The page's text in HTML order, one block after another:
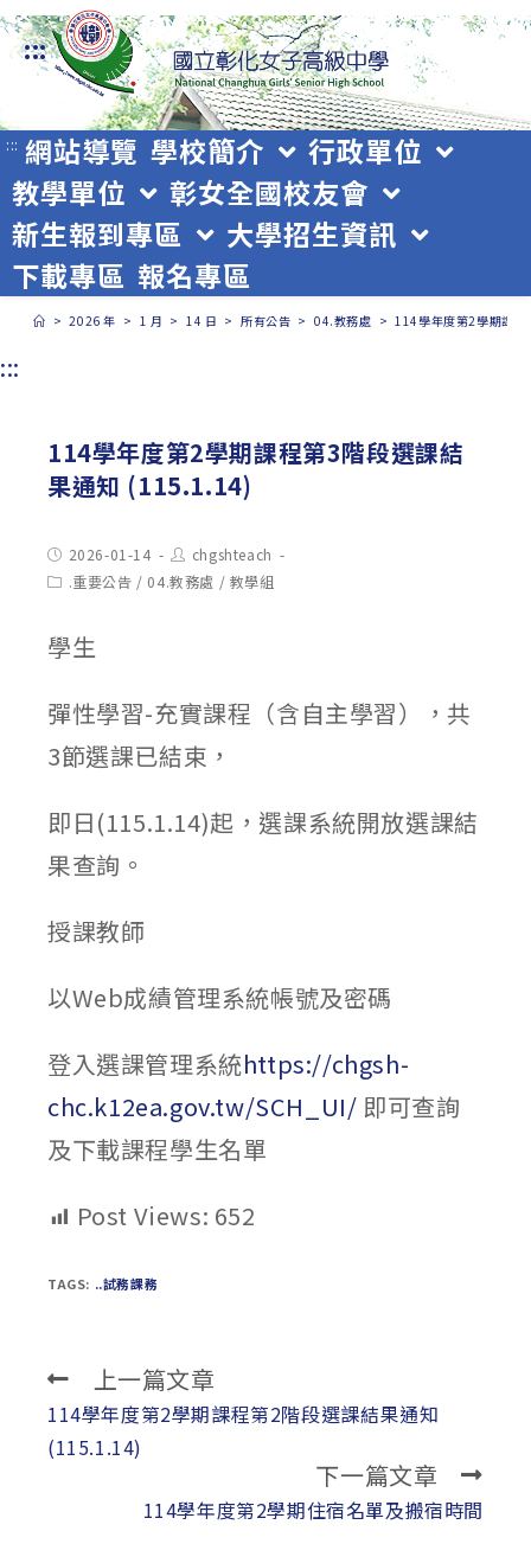
跳
轉
至
主
要
內
容
:::
::: 網站導覽 學校簡介
行政單位
教學單位
彰女全國校友會
新生報到專區
大學招生資訊
下載專區 報名專區
> 2026 年 > 1 月 > 14 日 > 所有公告 > 04.教務處 > 114學年度第2學期課
:::
114學年度第2學期課程第3階段選課結
果通知 (115.1.14)
Post
published:
2026-01-14
Post
author:
chgshteach
Post.重要公告 / 04.教務處 / 教學組
學生
彈性學習-充實課程（含自主學習），共
3節選課已結束，
即日(115.1.14)起，選課系統開放選課結
果查詢。
授課教師
以Web成績管理系統帳號及密碼
登入選課管理系統https://chgsh-
chc.k12ea.gov.tw/SCH_UI/ 即可查詢
及下載課程學生名單
Post Views: 652
TAGS: ..試務課務
Read
more
articles
上一篇文章
114學年度第2學期課程第2階段選課結果通知
(115.1.14)
下一篇文章
114學年度第2學期住宿名單及搬宿時間